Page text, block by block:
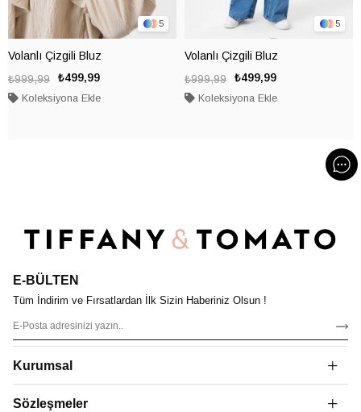
5
Volanlı Çizgili Bluz
₺499,99
₺999,99
Koleksiyona Ekle
5
Volanlı Çizgili Bluz
₺499,99
₺999,99
Koleksiyona Ekle
E-BÜLTEN
Tüm İndirim ve Fırsatlardan İlk Sizin Haberiniz Olsun !
Kurumsal
Sözleşmeler